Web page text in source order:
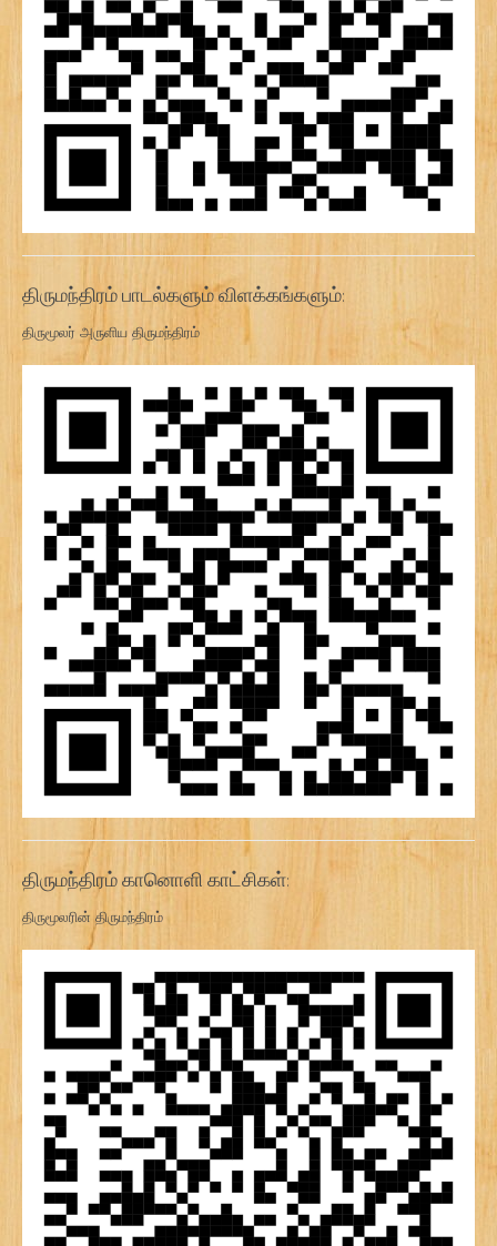
திருமந்திரம் பாடல்களும் விளக்கங்களும்:
திருமூலர் அருளிய திருமந்திரம்
திருமந்திரம் கானொளி காட்சிகள்:
திருமூலரின் திருமந்திரம்